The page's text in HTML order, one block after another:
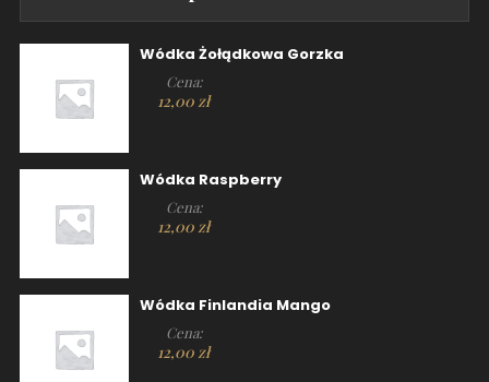
Wódka Żołądkowa Gorzka
Cena:
12,00 zł
Wódka Raspberry
Cena:
12,00 zł
Wódka Finlandia Mango
Cena:
12,00 zł